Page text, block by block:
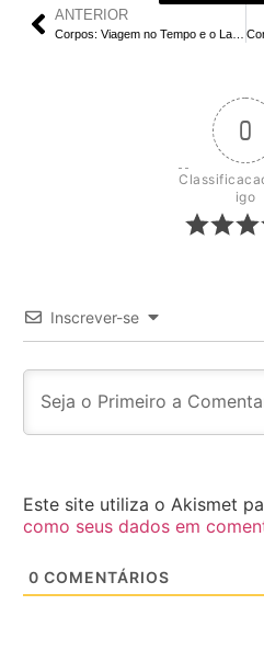
ANTERIOR
0
igo
Inscrever-se
Este site utiliza o Akismet
como seus dados em
0 COMENTÁRIOS